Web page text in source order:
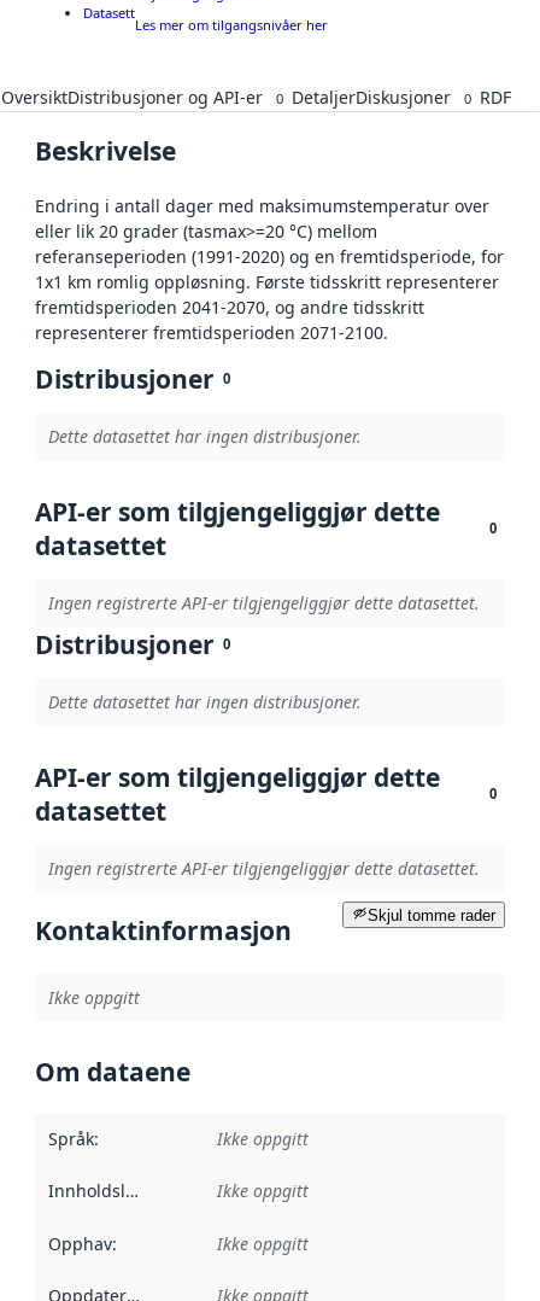
Datasett
Les mer om tilgangsnivåer her
OversiktDistribusjoner og API-er 0 DetaljerDiskusjoner 0 RDF
Beskrivelse
Endring i antall dager med maksimumstemperatur over
eller lik 20 grader (tasmax>=20 °C) mellom
referanseperioden (1991-2020) og en fremtidsperiode, for
1x1 km romlig oppløsning. Første tidsskritt representerer
fremtidsperioden 2041-2070, og andre tidsskritt
representerer fremtidsperioden 2071-2100.
Distribusjoner 0
Dette datasettet har ingen distribusjoner.
API-er som tilgjengeliggjør dette
datasettet
0
Ingen registrerte API-er tilgjengeliggjør dette datasettet.
Distribusjoner 0
Dette datasettet har ingen distribusjoner.
API-er som tilgjengeliggjør dette
datasettet
0
Ingen registrerte API-er tilgjengeliggjør dette datasettet.
Skjul tomme rader
Kontaktinformasjon
Ikke oppgitt
Om dataene
Språk: Ikke oppgitt
Innholdsleverandører :
Ikke oppgitt
Opphav: Ikke oppgitt
Oppdateringsfrekvens :
Ikke oppgitt